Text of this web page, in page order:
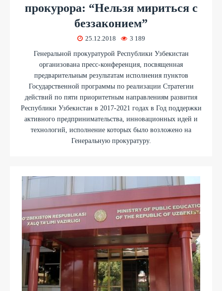
прокурора: “Нельзя мириться с
беззаконием”
25.12.2018 3 189
Генеральной прокуратурой Республики Узбекистан
организована пресс-конференция, посвященная
предварительным результатам исполнения пунктов
Государственной программы по реализации Стратегии
действий по пяти приоритетным направлениям развития
Республики Узбекистан в 2017-2021 годах в Год поддержки
активного предпринимательства, инновационных идей и
технологий, исполнение которых было возложено на
Генеральную прокуратуру.